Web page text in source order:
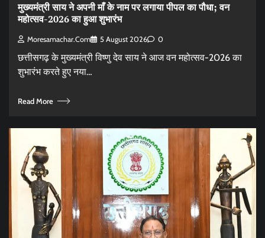
मुख्यमंत्री साय ने अपनी माँ के नाम पर लगाया पीपल का पौधा; वन
महोत्सव-2026 का हुआ शुभारंभ
Moresamachar.com 5 August 2026 0
छत्तीसगढ़ के मुख्यमंत्री विष्णु देव साय ने आज वन महोत्सव-2026 का
शुभारंभ करते हुए नया…
Read More